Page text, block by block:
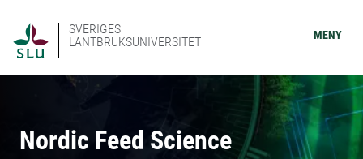
SVERIGES
LANTBRUKSUNIVERSITET
MENY
Nordic Feed Science